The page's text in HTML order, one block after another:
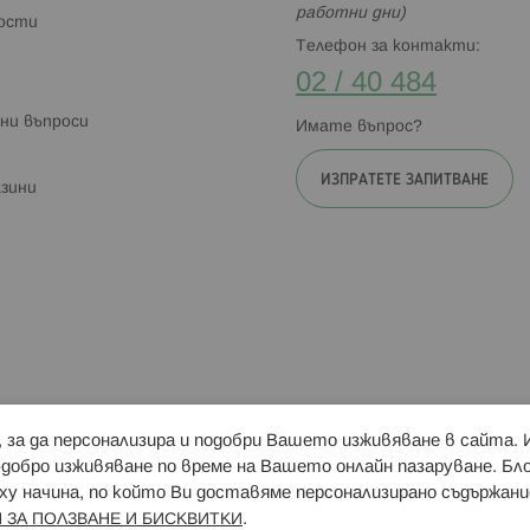
въпроси
работни дни)
Телефон за контакти:
02 / 40 484
Имате въпрос?
ИЗПРАТЕТЕ ЗАПИТВАНЕ
Свързани сайтове: Hippoland.ro
за да персонализира и подобри Вашето изживяване в
изживяване по време на Вашето онлайн пазаруване.
начина, по който Ви доставяме персонализирано
ПОЛЗВАНЕ И БИСКВИТКИ .